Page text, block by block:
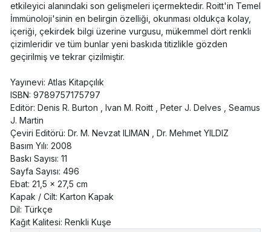
etkileyici alanındaki son gelişmeleri içermektedir. Roitt'in Temel
İmmünoloji'sinin en belirgin özelliği, okunması oldukça kolay,
içeriği, çekirdek bilgi üzerine vurgusu, mükemmel dört renkli
çizimleridir ve tüm bunlar yeni baskıda titizlikle gözden
geçirilmiş ve tekrar çizilmiştir.
Yayınevi: Atlas Kitapçılık
ISBN: 9789757175797
Editör: Denis R. Burton , Ivan M. Roitt , Peter J. Delves , Seamus
J. Martin
Çeviri Editörü: Dr. M. Nevzat ILIMAN , Dr. Mehmet YILDIZ
Basım Yılı: 2008
Baskı Sayısı: 11
Sayfa Sayısı: 496
Ebat: 21,5 x 27,5 cm
Kapak / Cilt: Karton Kapak
Dil: Türkçe
Kağıt Kalitesi: Renkli Kuşe